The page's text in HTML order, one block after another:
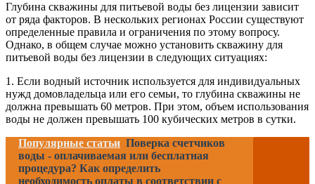
Глубина скважины для питьевой воды без лицензии зависит
от ряда факторов. В нескольких регионах России существуют
определенные правила и ограничения по этому вопросу.
Однако, в общем случае можно установить скважину для
питьевой воды без лицензии в следующих ситуациях:
1. Если водный источник используется для индивидуальных
нужд домовладельца или его семьи, то глубина скважины не
должна превышать 60 метров. При этом, объем использования
воды не должен превышать 100 кубических метров в сутки.
Популярные статьи Поверка счетчиков
воды - оплачиваемая или бесплатная
процедура? Как определить
необходимость оплаты в соответствии с